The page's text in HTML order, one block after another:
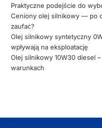
Praktyczne podejście do
Ceniony olej silnikowy — po
zaufać?
Olej silnikowy syntetyczny
wpływają na eksploatację
Olej silnikowy 10W30 diesel
warunkach